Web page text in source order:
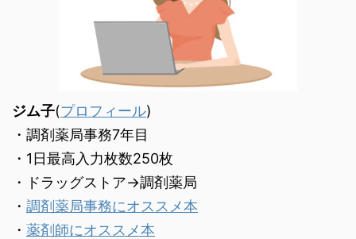
ジム子(プロフィール)
・調剤薬局事務7年目
・1日最高入力枚数250枚
・ドラッグストア→調剤薬局
・ 調剤薬局事務にオススメ本
・ 薬剤師にオススメ本